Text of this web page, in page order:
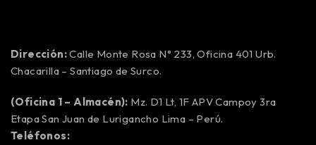
Dirección:Calle Monte Rosa N° 233, Oficina 401 Urb.
Chacarilla – Santiago de Surco.
(Oficina 1 – Almacén): Mz. D1 Lt, 1F APV Campoy 3ra
Etapa San Juan de Lurigancho Lima – Perú.
Teléfonos: